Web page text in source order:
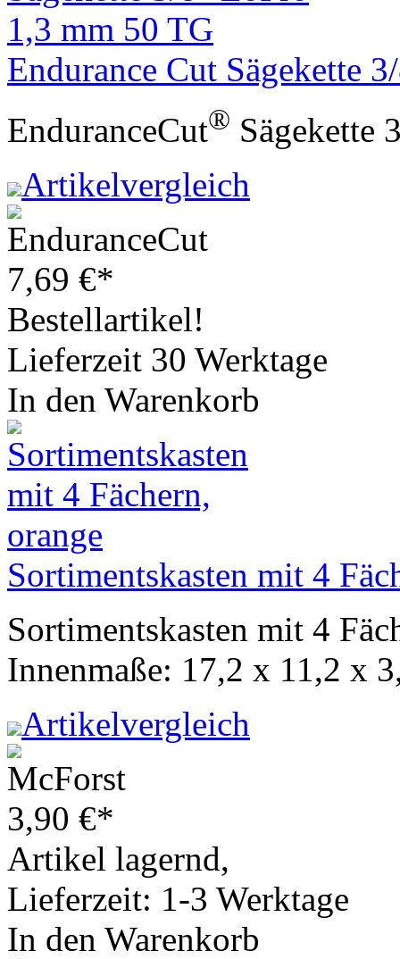
Endurance Cut Sägekette
EnduranceCut® Sägekette
Artikelvergleich
7,69 €*
Bestellartikel!
Lieferzeit 30 Werktage
In den Warenkorb
Sortimentskasten mit 4
Sortimentskasten mit 4
Innenmaße: 17,2 x 11,2 x
Artikelvergleich
3,90 €*
Artikel lagernd,
Lieferzeit: 1-3 Werktage
In den Warenkorb